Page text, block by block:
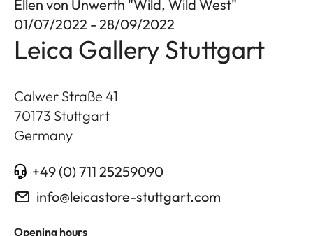
Ellen von Unwerth "Wild, Wild West"
01/07/2022 - 28/09/2022
Leica Gallery Stuttgart
Calwer Straße 41
70173 Stuttgart
Germany
+49 (0) 711 25259090
info@leicastore-stuttgart.com
Opening hours